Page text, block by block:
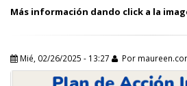
Más información dando click a la
Mié, 02/26/2025 - 13:27 Por